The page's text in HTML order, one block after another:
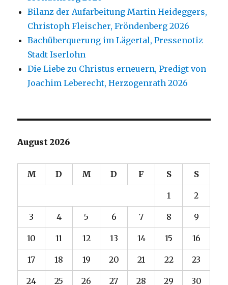
Bilanz der Aufarbeitung Martin Heideggers,
Christoph Fleischer, Fröndenberg 2026
Bachüberquerung im Lägertal, Pressenotiz
Stadt Iserlohn
Die Liebe zu Christus erneuern, Predigt von
Joachim Leberecht, Herzogenrath 2026
August 2026
M D M D F S S
1 2
3 4 5 6 7 8 9
10 11 12 13 14 15 16
17 18 19 20 21 22 23
24 25 26 27 28 29 30